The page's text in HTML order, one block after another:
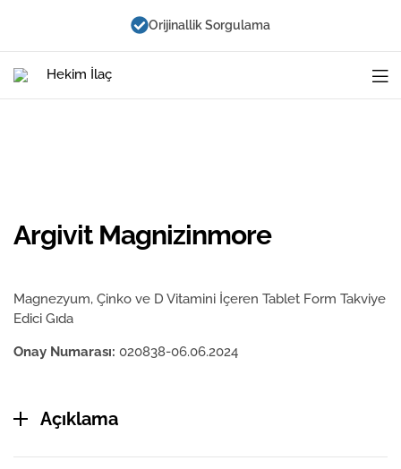
Orijinallik Sorgulama
Hekim
Argivit Magnizinmore
Magnezyum, Çinko ve D Vitamini İçeren Tablet Form Takviye
Edici Gıda
Onay Numarası: 020838-06.06.2024
Açıklama